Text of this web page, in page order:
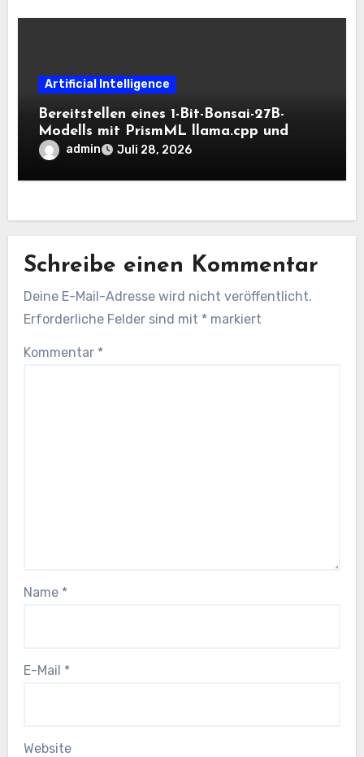
Artificial Intelligence
Bereitstellen eines 1-Bit-Bonsai-27B-
Modells mit PrismML llama.cpp und
OpenAI-kompatiblen lokalen Inferenz-
Workflows
admin Juli 28, 2026
Schreibe einen Kommentar
Deine E-Mail-Adresse wird nicht veröffentlicht.
Erforderliche Felder sind mit * markiert
Kommentar *
Name *
E-Mail *
Website